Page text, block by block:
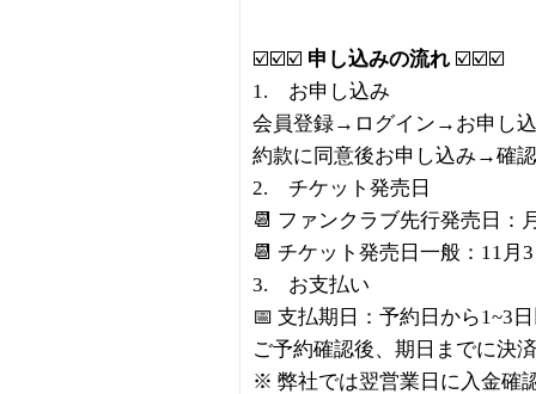
☑️☑️☑️ 申し込みの流れ ☑️☑️☑️
1. お申し込み
会員登録→ログイン→お申し
約款に同意後お申し込み→確
2. チケット発売日
📆 ファンクラブ先行発売日：
📆 チケット発売日一般：11月
3. お支払い
📅 支払期日：予約日から1~3
ご予約確認後、期日までに決
※ 弊社では翌営業日に入金確